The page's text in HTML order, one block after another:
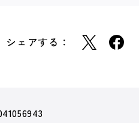
シェアする：